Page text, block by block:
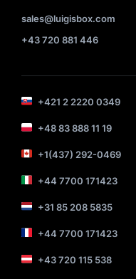
sales@luigisbox.com
+43 720 881 446
+421 2 2220 0349
+48 83 888 11 19
+1(437) 292-0469
+44 7700 171423
+31 85 208 5835
+44 7700 171423
+43 720 115 538